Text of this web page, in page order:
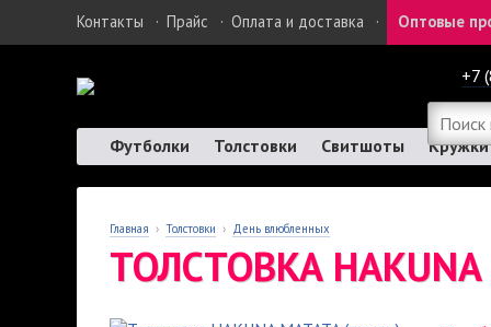
Контакты · Прайс · Оплата и доставка · Оптовые
+7
Футболки Толстовки Свитшоты Кружки
Главная › Толстовки › День влюбленных
ТОЛСТОВКА